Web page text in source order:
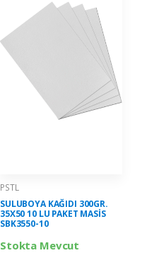
PSTL
SULUBOYA KAĞIDI 300GR.
35X50 10 LU PAKET MASİS
SBK3550-10
Stokta Mevcut